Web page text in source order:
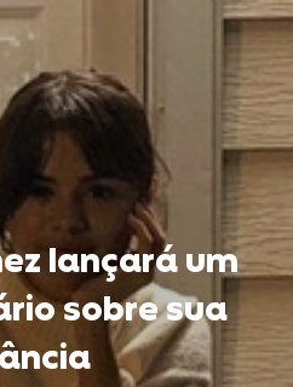
lançará um
sobre sua